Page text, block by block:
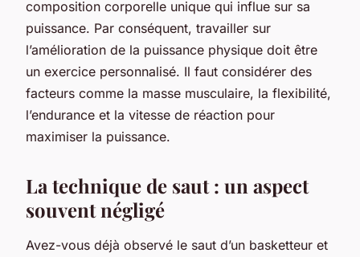
composition corporelle unique qui influe sur sa
puissance. Par conséquent, travailler sur
l’amélioration de la puissance physique doit être
un exercice personnalisé. Il faut considérer des
facteurs comme la masse musculaire, la flexibilité,
l’endurance et la vitesse de réaction pour
maximiser la puissance.
La technique de saut : un aspect
souvent négligé
Avez-vous déjà observé le saut d’un basketteur et